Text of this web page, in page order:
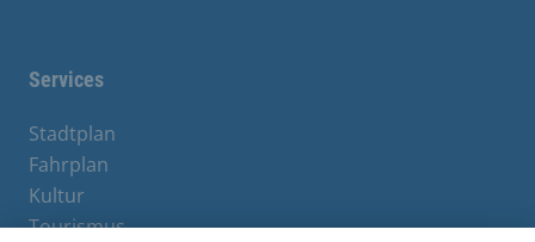
Services
Stadtplan
Fahrplan
Kultur
Tourismus